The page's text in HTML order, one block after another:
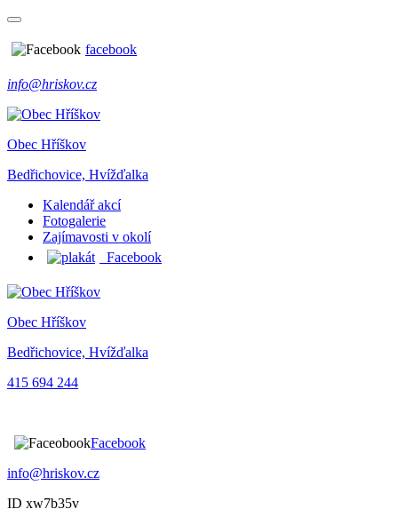
facebook
info@hriskov.cz
Obec Hříškov
Bedřichovice, Hvížďalka
Kalendář akcí
Fotogalerie
Zajímavosti v okolí
Facebook
Obec Hříškov
Bedřichovice, Hvížďalka
415 694 244
Facebook
info@hriskov.cz
ID xw7b35v